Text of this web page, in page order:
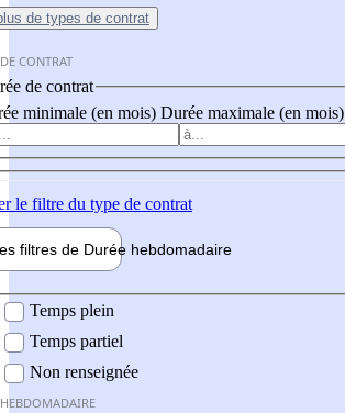
de types de contrat
CONTRAT
de contrat
minimale (en mois) Durée maximale (en mois)
le filtre du type de contrat
filtres de Durée hebdomadaire
Temps plein
Temps partiel
Non renseignée